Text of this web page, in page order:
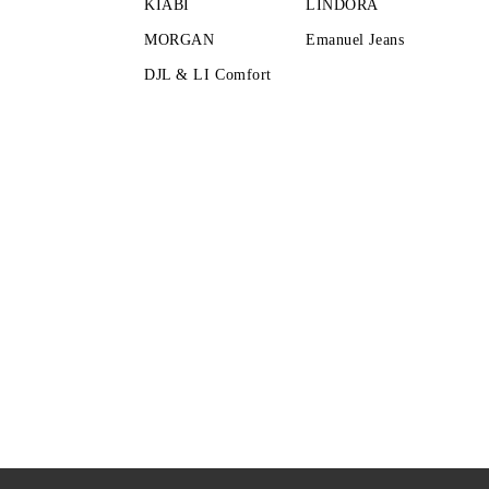
KIABI LINDORA
MORGAN Emanuel Jeans
DJL & LI Comfort